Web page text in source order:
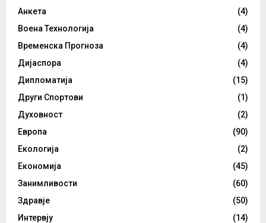
Анкета
(4)
Воена Технологија
(4)
Временска Прогноза
(4)
Дијаспора
(4)
Дипломатија
(15)
Други Спортови
(1)
Духовност
(2)
Европа
(90)
Екологија
(2)
Економија
(45)
Занимливости
(60)
Здравје
(50)
Интервју
(14)